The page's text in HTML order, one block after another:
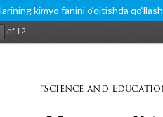
kimyo fanini o‘qitishda qo‘llash